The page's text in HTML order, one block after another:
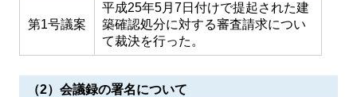
第1号議案
平成25年5月7日付けで提起された建
築確認処分に対する審査請求につい
て裁決を行った。
（2）会議録の署名について